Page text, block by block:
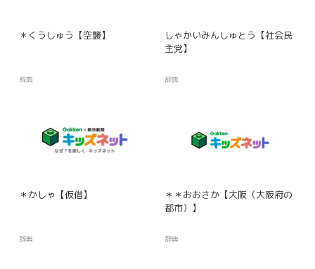
＊くうしゅう【空襲】
辞典
しゃかいみんしゅとう【社会民
主党】
辞典
＊かしゃ【仮借】
辞典
＊＊おおさか【大阪（大阪府の
都市）】
辞典